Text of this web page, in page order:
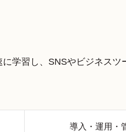
学習し、SNSやビジネスツ
導入・運用・